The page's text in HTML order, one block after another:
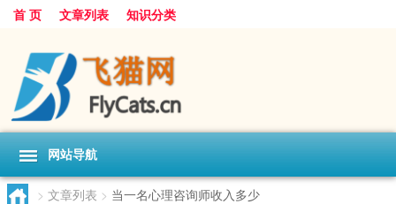
首 页 文章列表 知识分类
网站导航
> 文章列表 > 当一名心理咨询师收入多少